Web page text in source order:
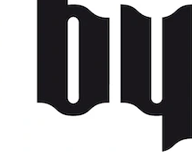
DOPORUČUJEME